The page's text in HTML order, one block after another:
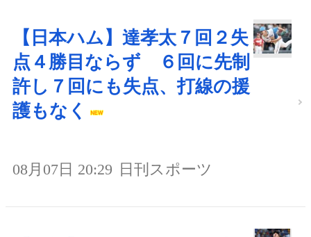
【日本ハム】達孝太７回２失
点４勝目ならず ６回に先制
許し７回にも失点、打線の援
護もなく
08月07日 20:29 日刊スポーツ